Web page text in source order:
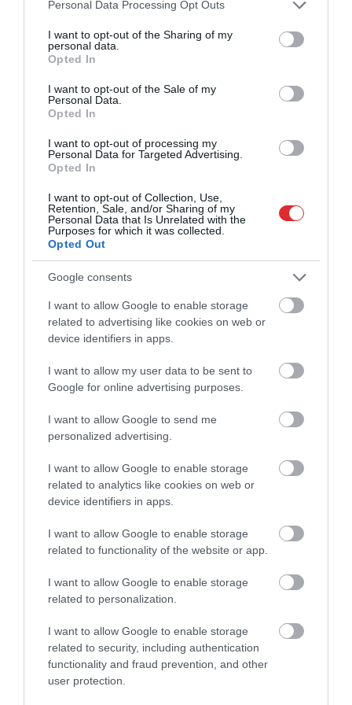
not limited to your visit or usage behaviour. You may click to
grant or deny consent to Google and its third-party tags to
use your data for below specified purposes in below Google
consent section.
Personal Data Processing Opt Outs
I want to opt-out of the Sharing of my
personal data.
Opted In
I want to opt-out of the Sale of my
Personal Data.
Opted In
I want to opt-out of processing my
Personal Data for Targeted Advertising.
Opted In
I want to opt-out of Collection, Use,
Retention, Sale, and/or Sharing of my
Personal Data that Is Unrelated with the
Purposes for which it was collected.
Opted Out
Google consents
I want to allow Google to enable storage
related to advertising like cookies on web or
device identifiers in apps.
I want to allow my user data to be sent to
Google for online advertising purposes.
I want to allow Google to send me
personalized advertising.
I want to allow Google to enable storage
related to analytics like cookies on web or
device identifiers in apps.
I want to allow Google to enable storage
related to functionality of the website or app.
I want to allow Google to enable storage
related to personalization.
I want to allow Google to enable storage
related to security, including authentication
functionality and fraud prevention, and other
user protection.
Cipruss un LBS iestājas par
Latvijas basketbolistiem pēc
nepatīkamiem gadījumiem
sociālajos tīklos: “Viņi ir mūsējie!”
Neplānota brīvdiena!
Graudiņa/Samoilova bez
cīņas iekļūst Hamburgas
“Elite 16” pusfinālā
Dairis Bertāns par brāļa
atvadīšanos no izlases:
“Kā brālis saprotu, bet kā
viņš vēl varēja…”
Bedrītis/Rinkevičs nepārvar Hamburgas
“Elite 16” turnīra izslēgšanas spēļu pirmo
kārtu